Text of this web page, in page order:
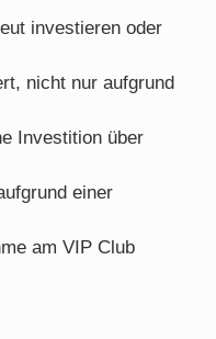
investieren oder
nicht nur aufgrund
Investition über
einer
am VIP Club